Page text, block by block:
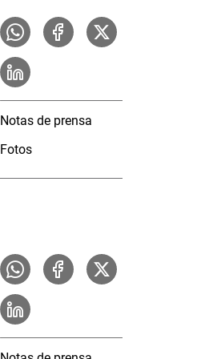
Notas de prensa
Fotos